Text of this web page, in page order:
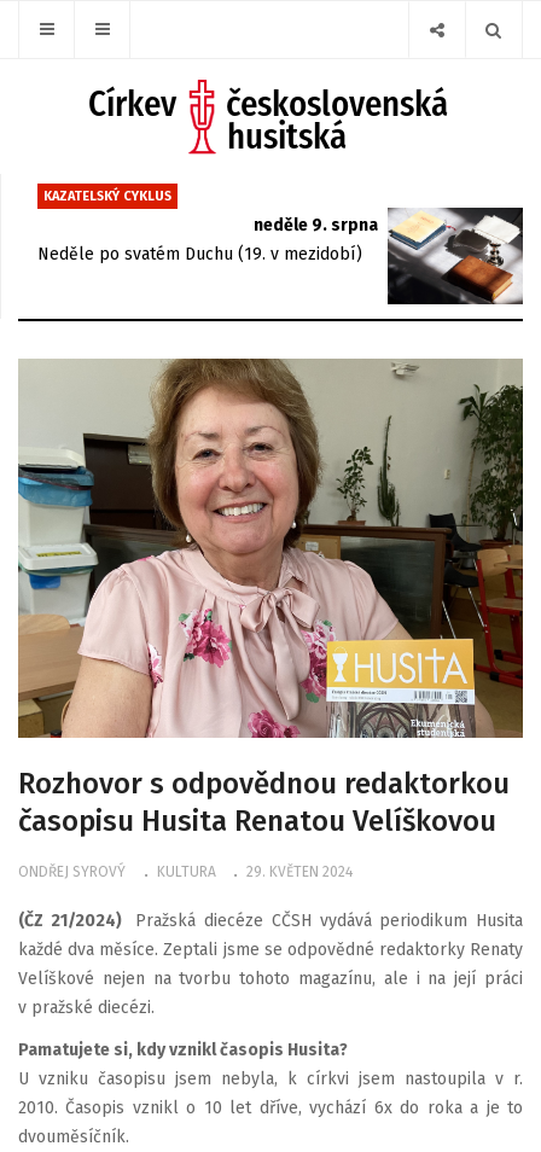
KAZATELSKÝ CYKLUS
neděle 9. srpna
Neděle po svatém Duchu (19. v mezidobí)
Rozhovor s odpovědnou redaktorkou
časopisu Husita Renatou Velíškovou
ONDŘEJ SYROVÝ KULTURA 29. KVĚTEN 2024
(ČZ 21/2024) Pražská diecéze CČSH vydává periodikum Husita
každé dva měsíce. Zeptali jsme se odpovědné redaktorky Renaty
Velíškové nejen na tvorbu tohoto magazínu, ale i na její práci
v pražské diecézi.
Pamatujete si, kdy vznikl časopis Husita?
U vzniku časopisu jsem nebyla, k církvi jsem nastoupila v r.
2010. Časopis vznikl o 10 let dříve, vychází 6x do roka a je to
dvouměsíčník.